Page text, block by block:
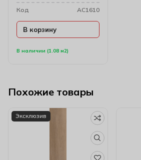
В наличии (1.08 м2)
Код
AC1610
В корзину
Похожие товары
Эксклюзив